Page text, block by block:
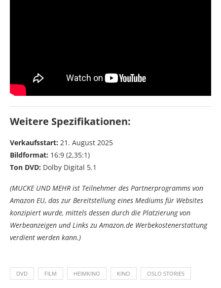
Weitere Spezifikationen:
Verkaufsstart: 21. August 2025
Bildformat: 16:9 (2,35:1)
Ton DVD: Dolby Digital 5.1
(MUCKE UND MEHR ist Teilnehmer des Partnerprogramms von
Amazon EU, das zur Bereitstellung eines Mediums für Websites
konzipiert wurde, mittels dessen durch die Platzierung von
Werbeanzeigen und Links zu Amazon.de Werbekostenerstattung
verdient werden kann.)
DVD FILM HEIMKINO KINO OSLO STORIES